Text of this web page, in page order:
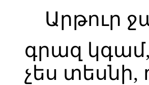
Արթուր
գրազ
չես տեսնի,